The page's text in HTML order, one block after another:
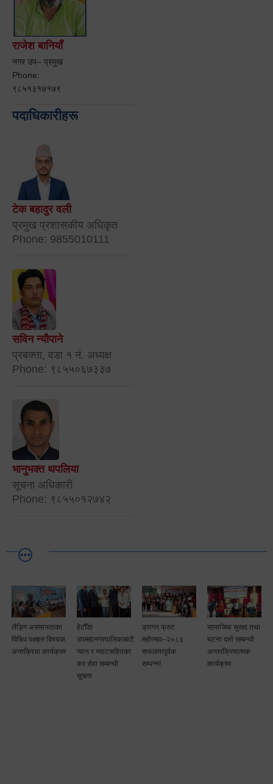
राजेश बानियाँ
नगर उप– प्रमुख
Phone:
९८५१३१७१७९
पदाधिकारीहरू
टेक बहादुर वली
प्रमुख प्रशासकीय अधिकृत
Phone: 9855010111
सविन न्यौपाने
प्रबक्ता, वडा १ नं. अध्यक्ष
Phone: ९८५५०६७३३७
भानुभक्त थपलिया
सूचना अधिकारी
Phone: ९८५५०१२७४२
लैङ्गि असमानताका
विबिध पक्षहरु विषयक
अन्तक्रिया कार्यक्रम
हेटौँडा
उपमहानगरपालिकाबाटै
प्यान र भ्याटसहितका
कर सेवा सम्बन्धी
सूचना
ड्रागन फ्रुट
महोत्सव–२०८३
सफलतापूर्वक
सम्पन्न!
सामाजिक सुरक्षा तथा
घटना दर्ता सम्बन्धी
अन्तरक्रियात्मक
कार्यक्रम